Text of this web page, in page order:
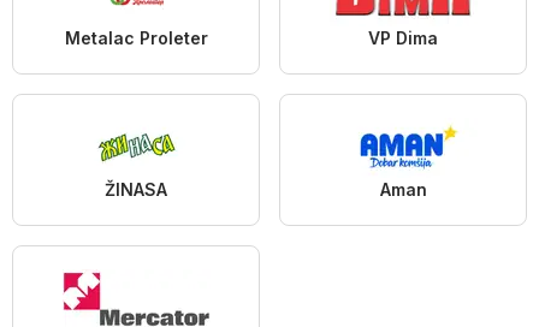
Metalac Proleter VP Dima
ŽINASA Aman